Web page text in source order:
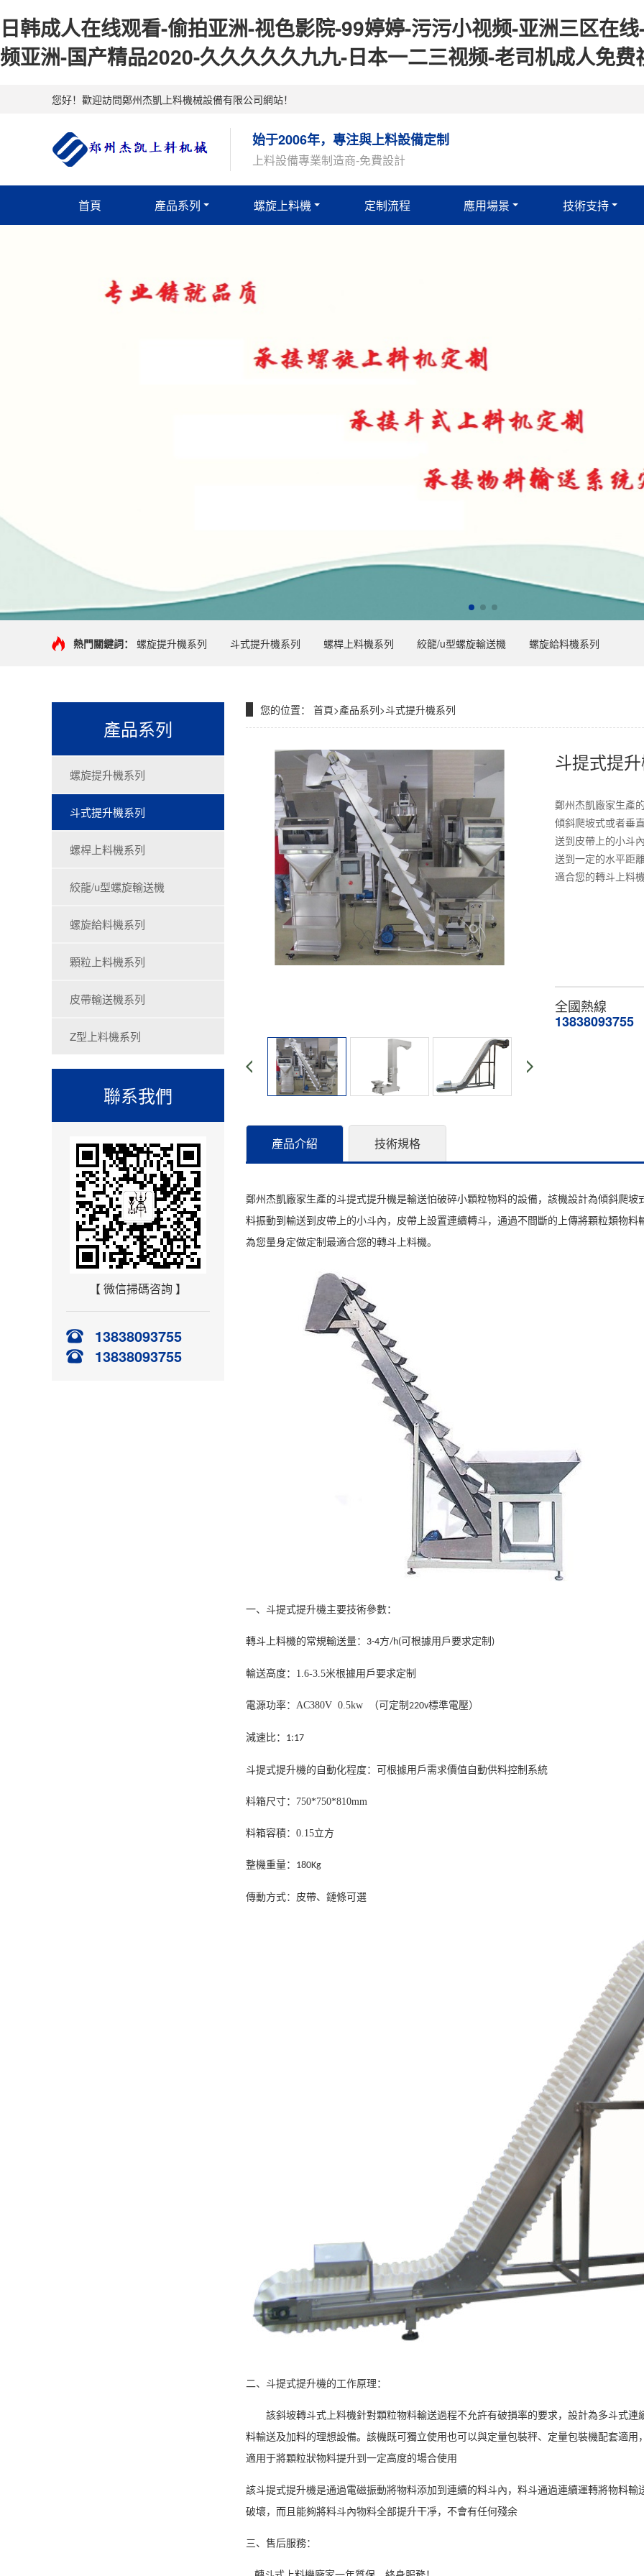
日韩成人在线观看-偷拍亚洲-视色影院-99婷婷-污污小视频-亚洲三区在
频亚洲-国产精品2020-久久久久久九九-日本一二三视频-老司机成人免
您好！歡迎訪問鄭州杰凱上料機械設備有限公司網站！
始于2006年，專注與上料設備定制
上料設備專業制造商-免費設計
首頁 產品系列 螺旋上料機 定制流程 應用場景 技術支持
熱門關鍵詞： 螺旋提升機系列 斗式提升機系列 螺桿上料機系列 絞龍/u型螺旋輸送機 螺旋給料機系列
產品系列
螺旋提升機系列
斗式提升機系列
螺桿上料機系列
絞龍/u型螺旋輸送機
螺旋給料機系列
顆粒上料機系列
皮帶輸送機系列
Z型上料機系列
聯系我們
【 微信掃碼咨詢 】
13838093755
13838093755
您的位置： 首頁>產品系列>斗式提升機系列
斗提式提
鄭州杰凱廠家生產
傾斜爬坡式或者垂
送到皮帶上的小斗
送到一定的水平距
適合您的轉斗上料
全國熱線
13838093755
產品介紹 技術規格
鄭州杰凱廠家生產的斗提式提升機是輸送怕破碎小顆粒物料的設備，該機設計為傾斜爬
料振動到輸送到皮帶上的小斗內，皮帶上設置連續轉斗，通過不間斷的上傳將顆粒類物
為您量身定做定制最適合您的轉斗上料機。
一、斗提式提升機主要技術參數：
轉斗上料機的常規輸送量： 3-4方/h(可根據用戶要求定制 )
輸送高度：1.6-3.5米根據用戶要求定制
電源功率： AC380V 0.5kw （可定制 220v標準電壓）
減速比： 1:17
斗提式提升機的自動化程度：可根據用戶需求價值自動供料控制系統
料箱尺寸： 750*750*810mm
料箱容積： 0.15立方
整機重量： 180Kg
傳動方式：皮帶、鏈條可選
二、 斗提式提升機的工作原理：
該斜坡轉斗式上料機針對顆粒物料輸送過程不允許有破損率的要求，設計為多斗式
料輸送及加料的理想設備。該機既可獨立使用也可以與定量包裝秤、定量包裝機配套適
適用于將顆粒狀物料提升到一定高度的場合使用
該斗提式提升機是通過電磁振動將物料添加到連續的料斗內，料斗通過連續運轉將物料
破壞，而且能夠將料斗內物料全部提升干凈，不會有任何殘余
三、售后服務：